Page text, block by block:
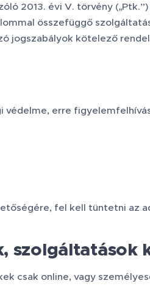
2013. évi V. törvény
összefüggő
jogszabályok kötelező
védelme, erre
fel kell tüntetni az
szolgáltatások
csak online, vagy